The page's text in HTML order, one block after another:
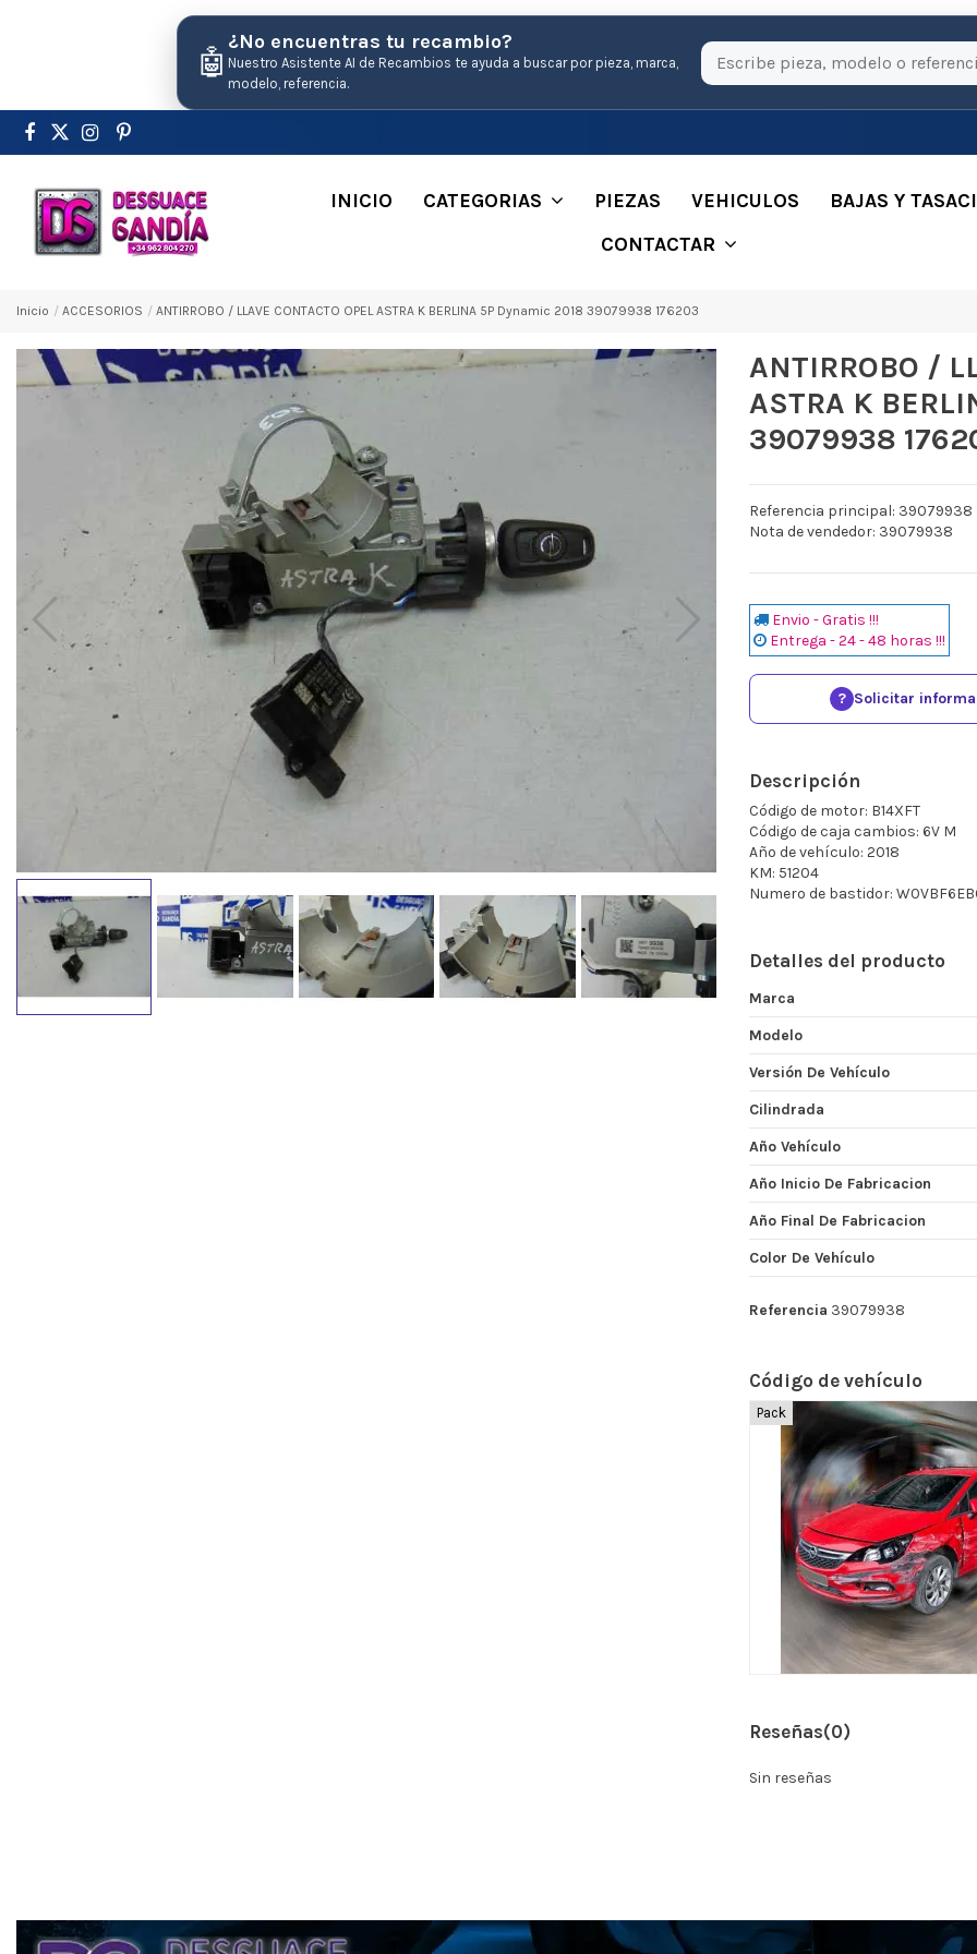
🤖
¿No encuentras tu recambio?
Nuestro Asistente AI de Recambios te ayuda a buscar por pieza, marca,
modelo, referencia.
INICIO CATEGORIAS PIEZAS VEHICULOS
BAJAS Y
CONTACTAR
Inicio ACCESORIOS ANTIRROBO / LLAVE CONTACTO OPEL ASTRA K BERLINA 5P Dynamic 2018 39079938 176203
ANTIRROBO /
ASTRA K
39079938
Referencia principal: 39079938
Nota de vendedor: 39079938
Envio - Gratis !!!
Entrega - 24 - 48 horas !!!
? Solicitar
Descripción
Código de motor: B14XFT
Código de caja cambios: 6V M
Año de vehículo: 2018
KM: 51204
Numero de bastidor:
Detalles del producto
Marca
Modelo
Versión De Vehículo
Cilindrada
Año Vehículo
Año Inicio De Fabricacion
Año Final De Fabricacion
Color De Vehículo
Referencia 39079938
Código de vehículo
Pack
Reseñas(0)
Sin reseñas